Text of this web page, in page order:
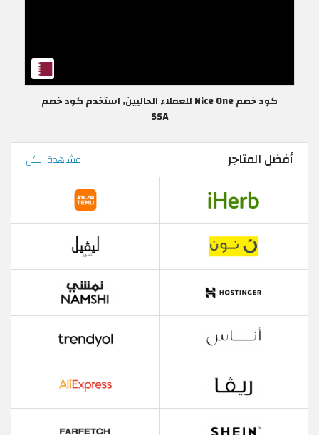
كود خصم Nice One للعملاء الحاليين, استخدم كود خصم
SSA
أفضل المتاجر مشاهدة الكل